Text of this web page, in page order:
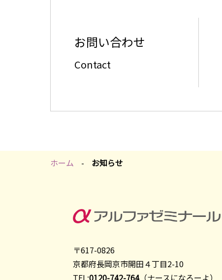
お問い合わせ
Contact
ホーム お知らせ
〒617-0826
京都府長岡京市開田４丁目2-10
TEL:0120-742-764（ナースになろーよ）